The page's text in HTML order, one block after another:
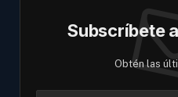
Subscríbete
Obtén las